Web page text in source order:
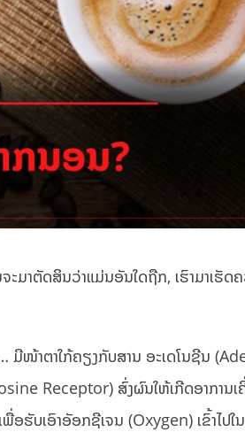
າຕັດສິນວ່າແມ່ນອັນໃດຖືກ, ເຮົາມາເຮັດຄ
ມີໜ້າຕາໃກ້ຄຽງກັບສານ ອະເດໂນຊີນ
Receptor) ສົ່ງຜົນໃຫ້ເກີດອາການເ
ຮັບເອົາອັອກຊີເຈນ (Oxygen) ເຂົ້າໄປ